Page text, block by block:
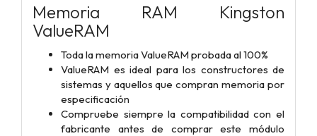
Memoria RAM Kingston
ValueRAM
Toda la memoria ValueRAM probada al 100%
ValueRAM es ideal para los constructores de
sistemas y aquellos que compran memoria por
especificación
Compruebe siempre la compatibilidad con el
fabricante antes de comprar este módulo